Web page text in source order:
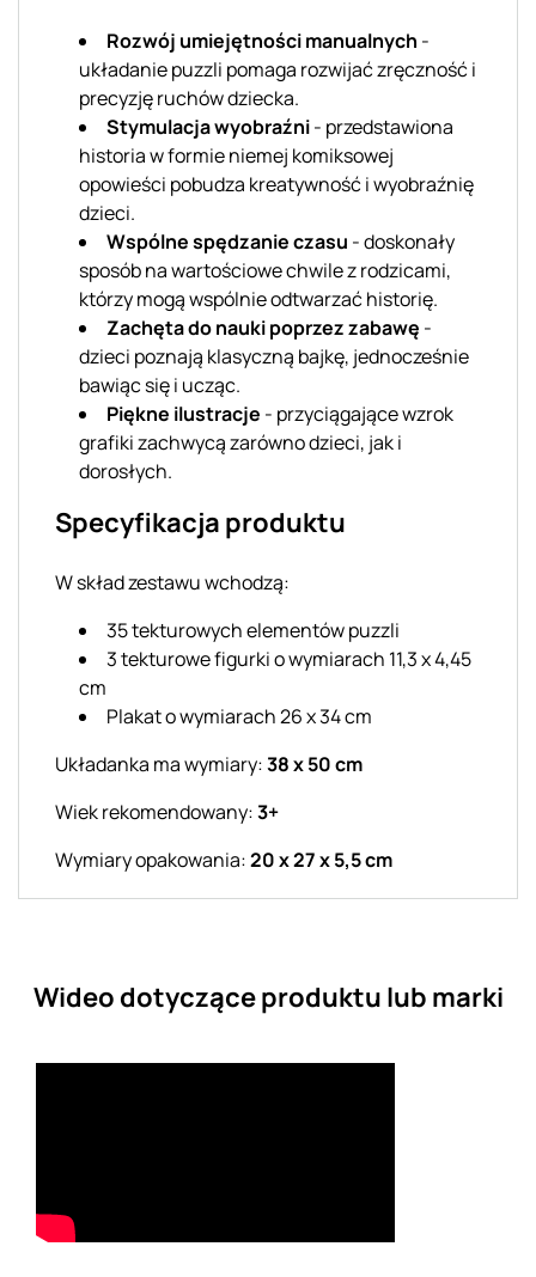
Rozwój umiejętności manualnych -
układanie puzzli pomaga rozwijać zręczność i
precyzję ruchów dziecka.
Stymulacja wyobraźni- przedstawiona
historia w formie niemej komiksowej
opowieści pobudza kreatywność i wyobraźnię
dzieci.
Wspólne spędzanie czasu - doskonały
sposób na wartościowe chwile z rodzicami,
którzy mogą wspólnie odtwarzać historię.
Zachęta do nauki poprzez zabawę -
dzieci poznają klasyczną bajkę, jednocześnie
bawiąc się i ucząc.
Piękne ilustracje - przyciągające wzrok
grafiki zachwycą zarówno dzieci, jak i
dorosłych.
Specyfikacja produktu
W skład zestawu wchodzą:
35 tekturowych elementów puzzli
3 tekturowe figurki o wymiarach 11,3 x 4,45
cm
Plakat o wymiarach 26 x 34 cm
Układanka ma wymiary:38 x 50 cm
Wiek rekomendowany:3+
Wymiary opakowania:20 x 27 x 5,5 cm
Wideo dotyczące produktu lub marki